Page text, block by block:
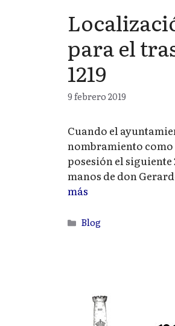
para el
1219
9 febrero 2019
Cuando el
nombramiento
posesión el siguiente
manos de don
más
Categorías
Blog